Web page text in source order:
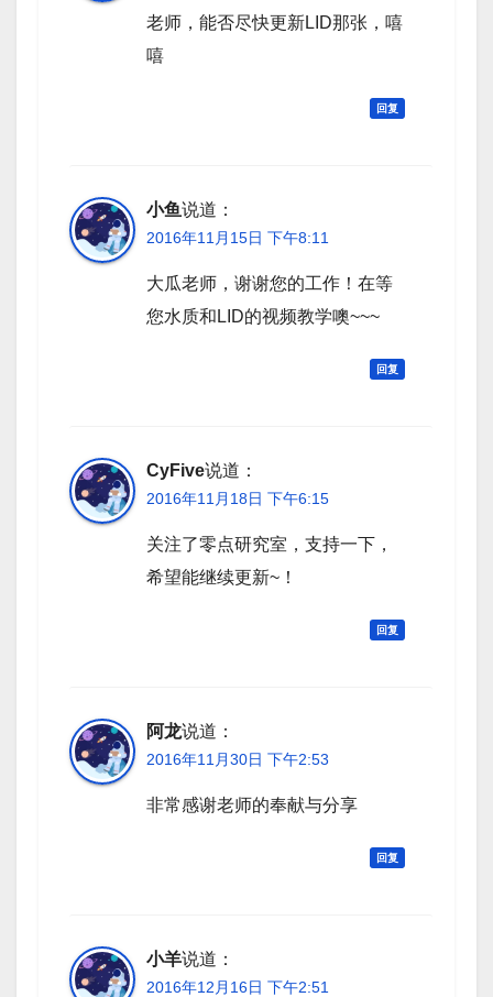
老师，能否尽快更新LID那张，嘻
嘻
回复
小鱼说道：
2016年11月15日 下午8:11
大瓜老师，谢谢您的工作！在等
您水质和LID的视频教学噢~~~
回复
CyFive说道：
2016年11月18日 下午6:15
关注了零点研究室，支持一下，
希望能继续更新~！
回复
阿龙说道：
2016年11月30日 下午2:53
非常感谢老师的奉献与分享
回复
小羊说道：
2016年12月16日 下午2:51